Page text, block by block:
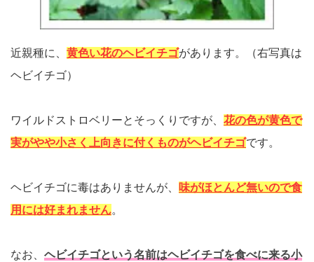
近親種に、 黄色い花のヘビイチゴがあります。（右写真は
ヘビイチゴ）
ワイルドストロベリーとそっくりですが、 花の色が黄色で
実がやや小さく上向きに付くものがヘビイチゴです。
ヘビイチゴに毒はありませんが、
味がほとんど無いので食
用には好まれません。
なお、 ヘビイチゴという名前はヘビイチゴを食べに来る小